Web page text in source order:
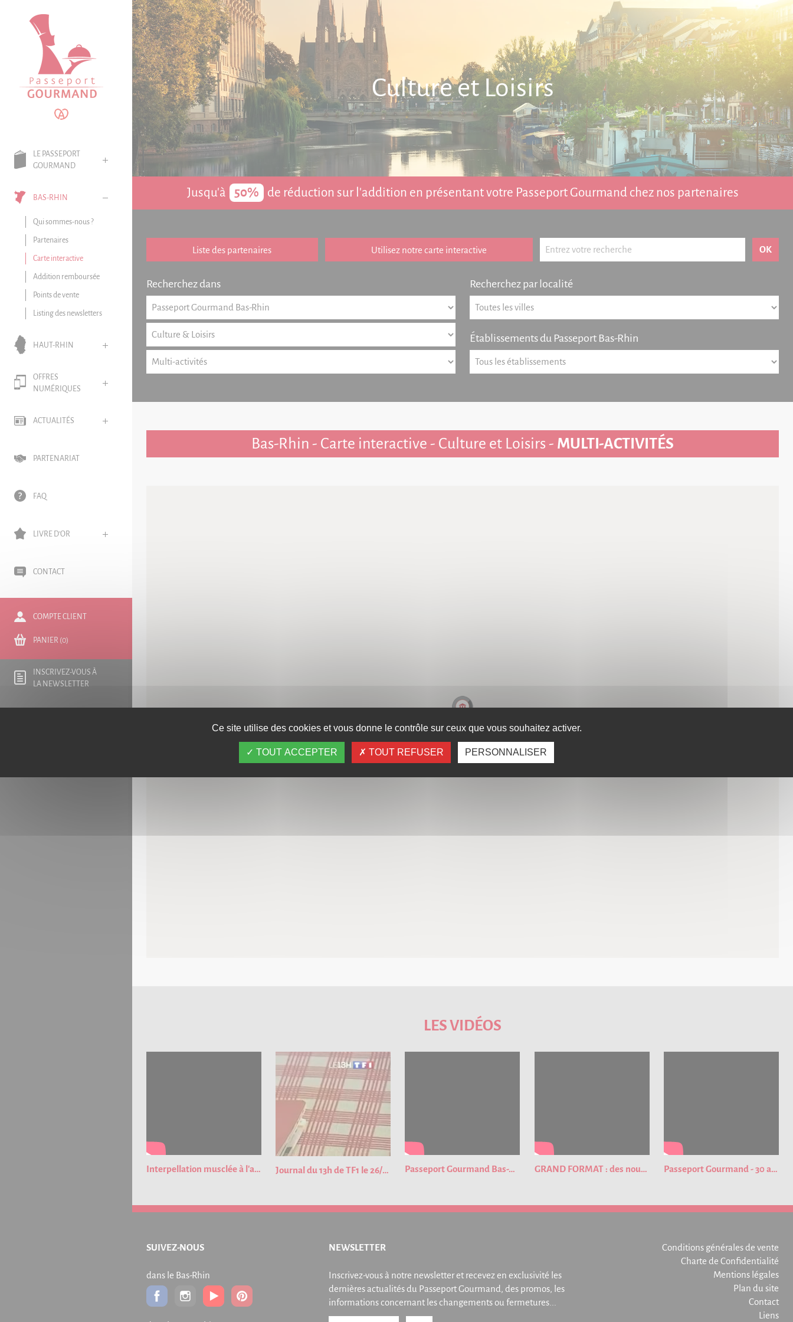
LE PASSEPORT
GOURMAND
BAS-RHIN
Qui sommes-nous ?
Partenaires
Carte interactive
Addition remboursée
Points de vente
Listing des newsletters
HAUT-RHIN
OFFRES
NUMÉRIQUES
ACTUALITÉS
PARTENARIAT
FAQ
LIVRE D'OR
CONTACT
COMPTE CLIENT
PANIER (0)
INSCRIVEZ-VOUS À
LA NEWSLETTER
Culture et Loisirs
Jusqu'à 50% de réduction sur l'addition en présentant votre Passeport Gourmand chez nos partenaires
Liste des partenaires Utilisez notre carte interactive
Recherchez dans Recherchez par localité
Établissements du Passeport Bas-Rhin
Bas-Rhin - Carte interactive - Culture et Loisirs - MULTI-ACTIVITÉS
LES VIDÉOS
Interpellation musclée à l'aéroport de Strasbourg ! Journal du 13h de TF1 le 26/01/2023 Passeport Gourmand Bas-Rhin 2023 GRAND FORMAT : des nouveautés pour cette nouvelle édition du Passeport Gourmand ! Passeport Gourmand - 30 ans de bons plans
SUIVEZ-NOUS
dans le Bas-Rhin
NEWSLETTER
Inscrivez-vous à notre newsletter et recevez en exclusivité les
dernières actualités du Passeport Gourmand, des promos, les
informations concernant les changements ou fermetures...
Conditions générales de vente
Charte de Confidentialité
Mentions légales
Plan du site
Contact
Liens
Panneau de gestion des cookies
Ce site utilise des cookies et vous donne le contrôle sur ceux que vous souhaitez activer.
TOUT ACCEPTER TOUT REFUSER PERSONNALISER